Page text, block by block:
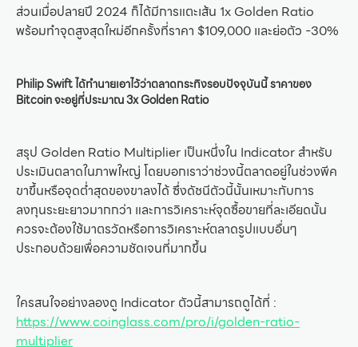
ส่วนเมื่อปลายปี 2024 ก็ได้มีการแตะเส้น 1x Golden Ratio
พร้อมทำจุดสูงสุดใหม่อีกครั้งที่ราคา $109,000 และย่อตัว -30%
Philip Swift ได้ทำนายเอาไว้ว่าตลาดกระทิงรอบปัจจุบันนี้ ราคาของ
Bitcoin จะอยู่ที่ประมาณ 3x Golden Ratio
สรุป Golden Ratio Multiplier เป็นหนึ่งใน Indicator สำหรับ
ประเมินตลาดในภาพใหญ่ โดยบอกเราว่าช่วงนี้ตลาดอยู่ในช่วงพีค
ขาขึ้นหรือจุดต่ำสุดของขาลงได้ ซึ่งดัชนีตัวนี้นั้นเหมาะกับการ
ลงทุนระยะยาวมากกว่า และการวิเคราะห์จุดซื้อขายที่ละเอียดนั้น
ควรจะต้องใช้มาตรวัดหรือการวิเคราะห์ตลาดรูปแบบอื่นๆ
ประกอบด้วยเพื่อความชัดเจนที่มากขึ้น
ใครสนใจอย่างลองดู Indicator ตัวนี้สามารถดูได้ที่ :
https://www.coinglass.com/pro/i/golden-ratio-
multiplier